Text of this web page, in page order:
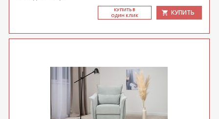
КУ­ПИТЬ В
ОДИН КЛИК
КУПИТЬ